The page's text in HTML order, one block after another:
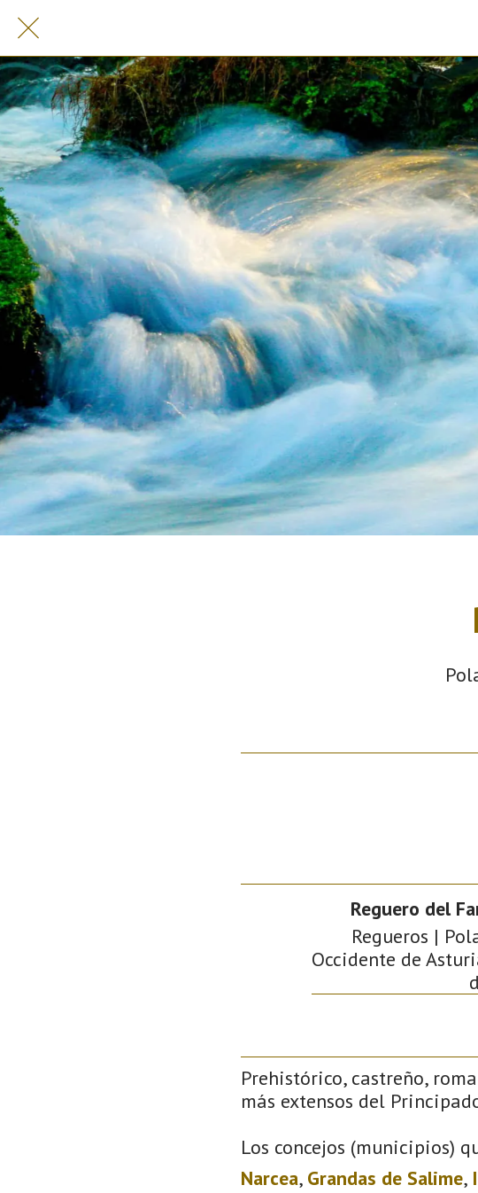
Reguero del
Regueros |
Occidente de
Prehistórico, castreño,
más extensos del
Los concejos (municipios)
Narcea, Grandas de Salime,